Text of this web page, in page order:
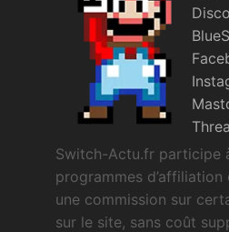
Switch-Actu.fr participe
programmes
une commission sur
sur le site, sans coût